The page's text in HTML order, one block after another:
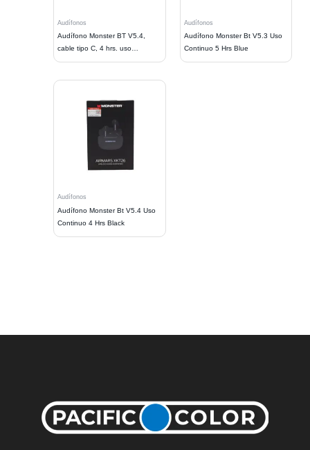
Audífonos
Audífono Monster BT V5.4,
cable tipo C, 4 hrs. uso
continuo.
Audífonos
Audífono Monster Bt V5.3 Uso
Continuo 5 Hrs Blue
Audífonos
Audífono Monster Bt V5.4 Uso
Continuo 4 Hrs Black